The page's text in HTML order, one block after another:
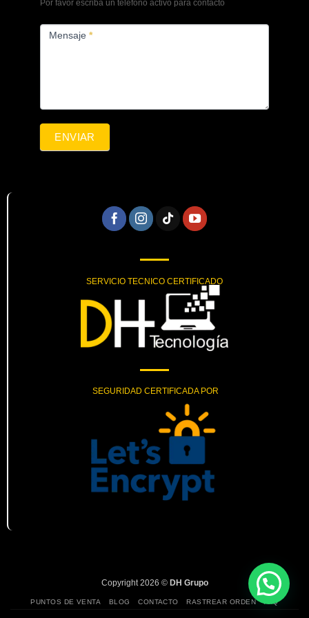
Por favor escriba un teléfono activo para contacto
Mensaje*
ENVIAR
SERVICIO TECNICO CERTIFICADO
SEGURIDAD CERTIFICADA POR
Copyright 2026 © DH Grupo
PUNTOS DE VENTA BLOG CONTACTO RASTREAR ORDEN FAQ